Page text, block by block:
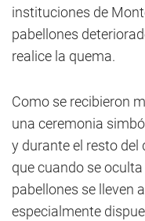
instituciones de
pabellones
realice la quema.
Como se recibieron
una ceremonia
y durante el resto del
que cuando se
pabellones se lleven
especialmente